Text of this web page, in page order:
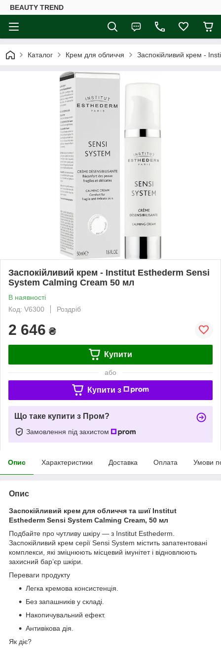
BEAUTY TREND
Каталог Крем для обличчя Заспокійливий крем -
Заспокійливий крем - Institut Esthederm Sensi
System Calming Cream 50 мл
В наявності
Код: V6300
Роздріб
2 646 ₴
Купити
або
Купити з
Що таке купити з Пром?
Замовлення під захистом
Опис Характеристики Доставка Оплата Умови
Опис
Заспокійливий крем для обличчя та шиї Institut
Esthederm Sensi System Calming Cream, 50 мл
Подбайте про чутливу шкіру — з Institut Esthederm.
Заспокійливий крем серії Sensi System містить запатентовані
комплекси, які зміцнюють місцевий імунітет і відновлюють
захисний бар’єр шкіри.
Переваги продукту
Легка кремова консистенція.
Без запашників у складі.
Накопичувальний ефект.
Антивікова дія.
Як діє?